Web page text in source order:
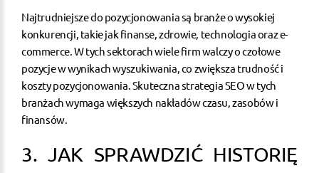
Najtrudniejsze do pozycjonowania są branże o wysokiej
konkurencji, takie jak finanse, zdrowie, technologia oraz e-
commerce. W tych sektorach wiele firm walczy o czołowe
pozycje w wynikach wyszukiwania, co zwiększa trudność i
koszty pozycjonowania. Skuteczna strategia SEO w tych
branżach wymaga większych nakładów czasu, zasobów i
finansów.
3. JAK SPRAWDZIĆ HISTORIĘ